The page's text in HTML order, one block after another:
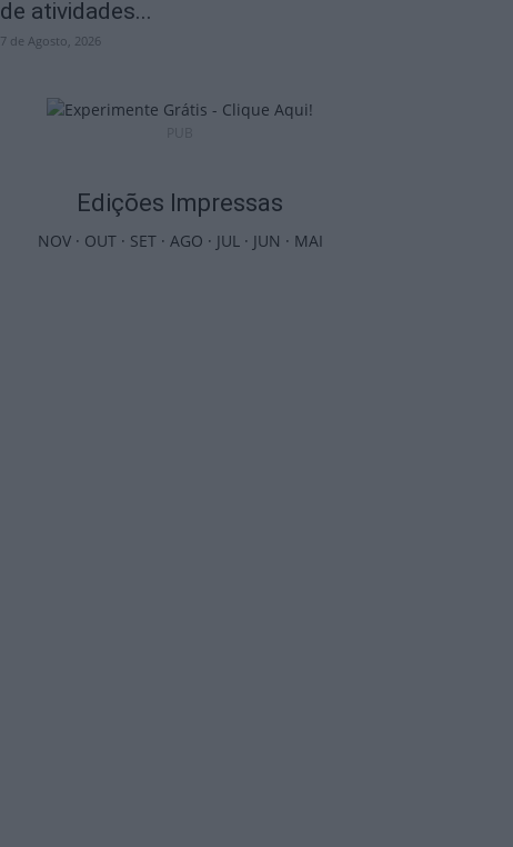
de atividades...
7 de Agosto, 2026
Edições Impressas
NOV· OUT· SET· AGO · JUL· JUN · MAI